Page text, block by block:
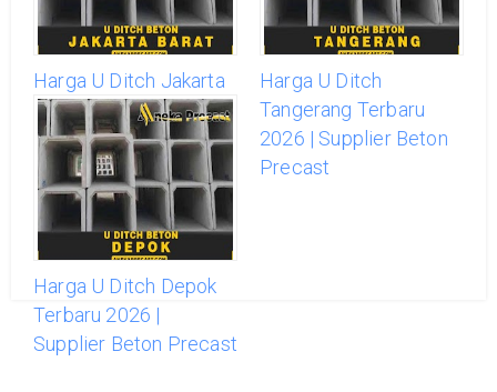
Harga U Ditch Jakarta
Barat Terbaru 2026 |
Supplier Beton Precast
Harga U Ditch
Tangerang Terbaru
2026 | Supplier Beton
Precast
Harga U Ditch Depok
Terbaru 2026 |
Supplier Beton Precast